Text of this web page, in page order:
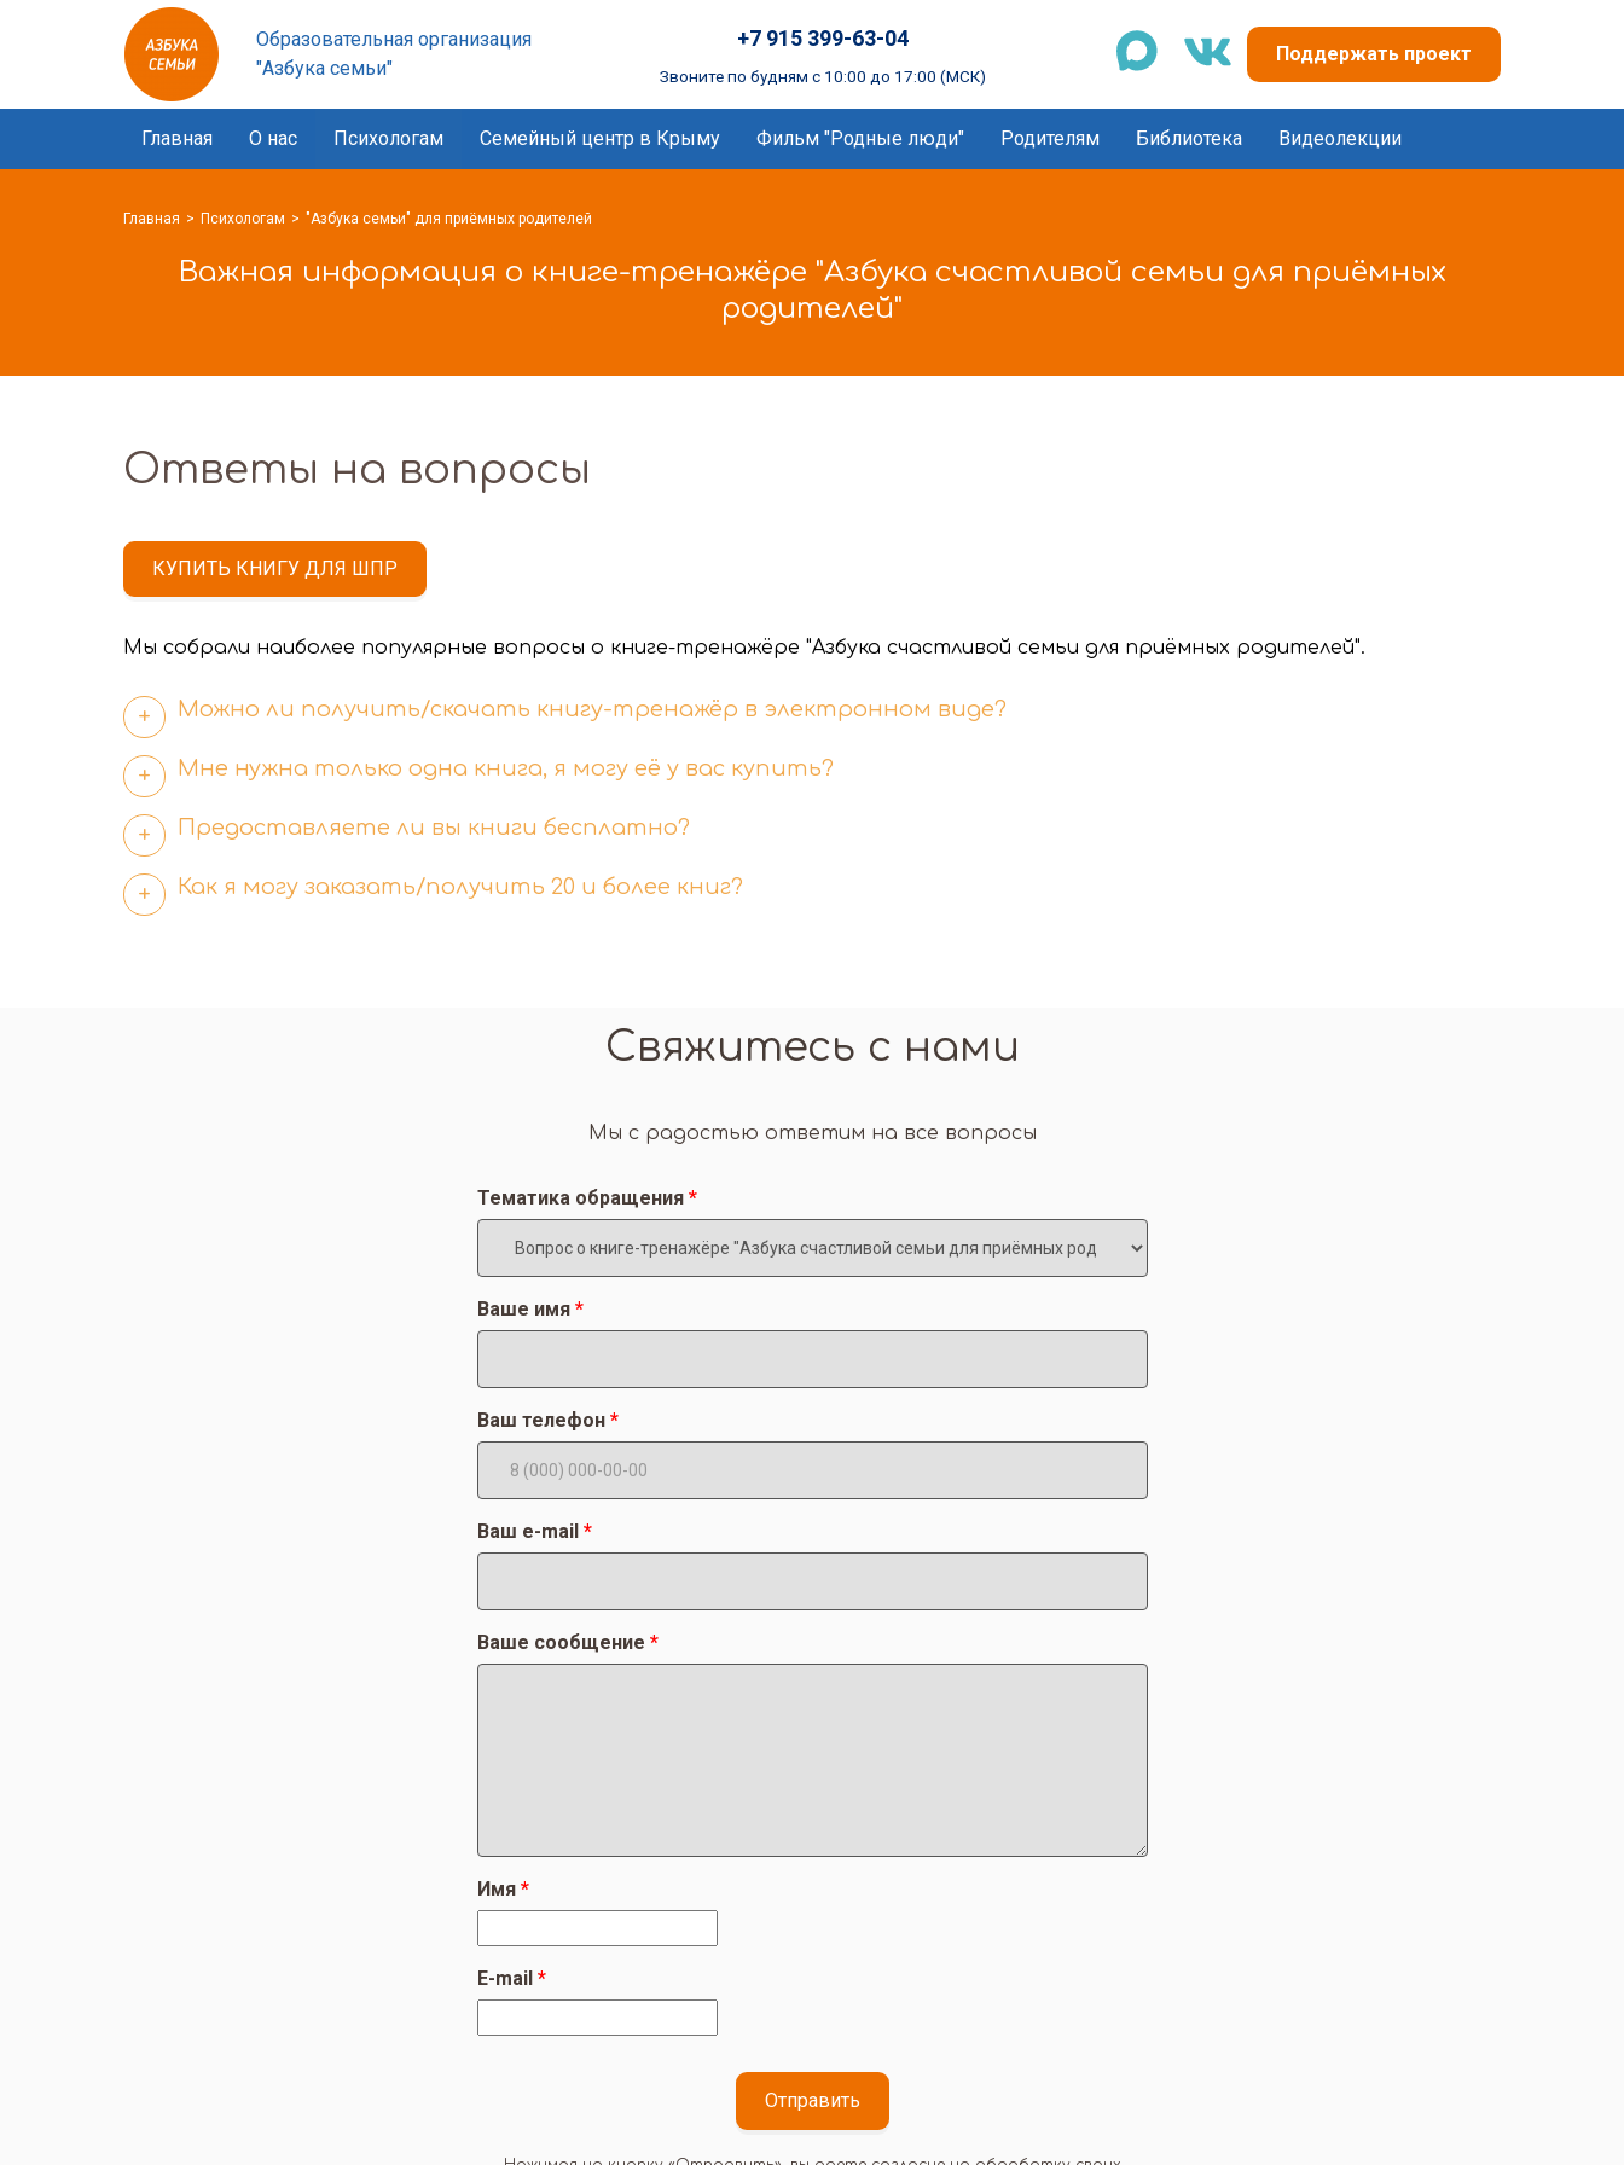
Азбука
семьи
logo
Образовательная организация
"Азбука семьи"
+7 915 399-63-04
Звоните по будням с 10:00 до 17:00 (МСК)
max
Поддержать проект
Главная О нас Психологам Семейный центр в Крыму Фильм "Родные люди" Родителям Библиотека Видеолекции
Главная Психологам "Азбука семьи" для приёмных родителей
Важная информация о книге-тренажёре "Азбука счастливой семьи для приёмных
родителей"
Ответы на вопросы
КУПИТЬ КНИГУ ДЛЯ ШПР
Мы собрали наиболее популярные вопросы о книге-тренажёре "Азбука счастливой семьи для приёмных родителей".
Можно ли получить/скачать книгу-тренажёр в электронном виде?
Мне нужна только одна книга, я могу её у вас купить?
Предоставляете ли вы книги бесплатно?
Как я могу заказать/получить 20 и более книг?
Свяжитесь с нами
Мы с радостью ответим на все вопросы
Тематика обращения
Ваше имя
Ваш телефон
Ваш e-mail
Ваше сообщение
Имя
E-mail